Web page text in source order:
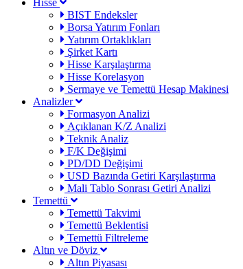
Hisse
BIST Endeksler
Borsa Yatırım Fonları
Yatırım Ortaklıkları
Şirket Kartı
Hisse Karşılaştırma
Hisse Korelasyon
Sermaye ve Temettü Hesap Makinesi
Analizler
Formasyon Analizi
Açıklanan K/Z Analizi
Teknik Analiz
F/K Değişimi
PD/DD Değişimi
USD Bazında Getiri Karşılaştırma
Mali Tablo Sonrası Getiri Analizi
Temettü
Temettü Takvimi
Temettü Beklentisi
Temettü Filtreleme
Altın ve Döviz
Altın Piyasası